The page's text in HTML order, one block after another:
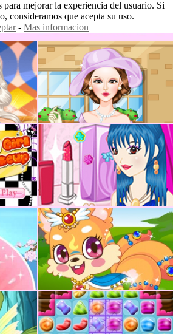
mejorar la experiencia del usuario. Si
consideramos que acepta su uso.
- Mas informacion